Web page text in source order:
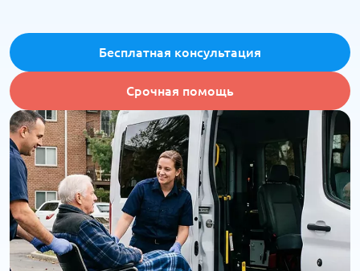
Бесплатная консультация
Срочная помощь